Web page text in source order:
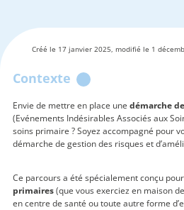
Créé le 17 janvier 2025, modifié le 1
Contexte
Envie de mettre en place une démarche
(Evénements Indésirables Associés aux
soins primaire ? Soyez accompagné pour
démarche de gestion des risques et
Ce parcours a été spécialement conçu
primaires(que vous exerciez en maison
en centre de santé ou toute autre forme